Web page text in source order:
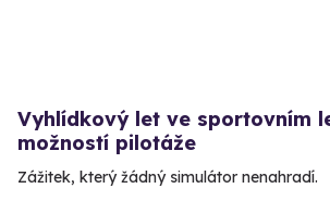
Vyhlídkový let ve sportovním
možností pilotáže
Zážitek, který žádný simulátor nenahradí.